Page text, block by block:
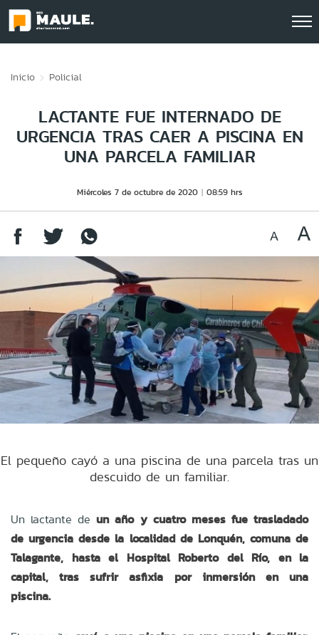
Inicio Policial
LACTANTE FUE INTERNADO DE
URGENCIA TRAS CAER A PISCINA EN
UNA PARCELA FAMILIAR
Miércoles 7 de octubre de 2020 08:59 hrs
El pequeño cayó a una piscina de una parcela tras un
descuido de un familiar.
Un lactante deun año y cuatro meses fue trasladado
de urgencia desde la localidad de Lonquén, comuna de
Talagante, hasta el Hospital Roberto del Río, en la
capital, tras sufrir asfixia por inmersión en una
piscina.